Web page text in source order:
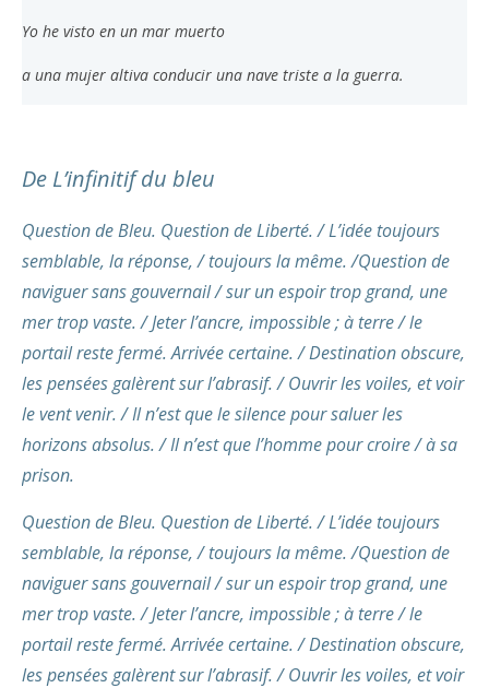
Yo he visto en un mar muerto
a una mujer altiva conducir una nave triste a la guerra.
De L’infinitif du bleu
Question de Bleu. Question de Liberté. / L’idée toujours
semblable, la réponse, / toujours la même. /Question de
naviguer sans gouvernail / sur un espoir trop grand, une
mer trop vaste. / Jeter l’ancre, impossible ; à terre / le
portail reste fermé. Arrivée certaine. / Destination obscure,
les pensées galèrent sur l’abrasif. / Ouvrir les voiles, et voir
le vent venir. / Il n’est que le silence pour saluer les
horizons absolus. / Il n’est que l’homme pour croire / à sa
prison.
Question de Bleu. Question de Liberté. / L’idée toujours
semblable, la réponse, / toujours la même. /Question de
naviguer sans gouvernail / sur un espoir trop grand, une
mer trop vaste. / Jeter l’ancre, impossible ; à terre / le
portail reste fermé. Arrivée certaine. / Destination obscure,
les pensées galèrent sur l’abrasif. / Ouvrir les voiles, et voir